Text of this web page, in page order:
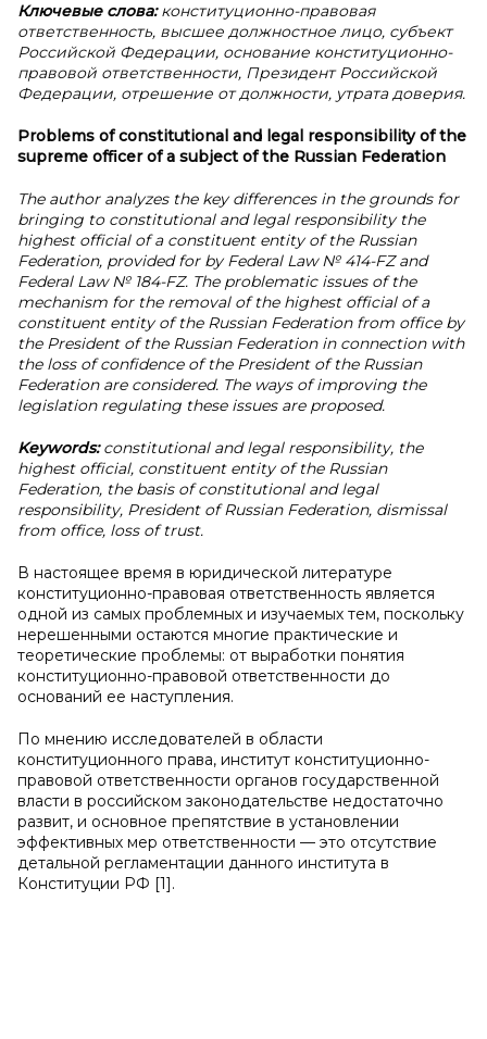
Ключевые слова:конституционно-правовая
ответственность, высшее должностное лицо, субъект
Российской Федерации, основание конституционно-
правовой ответственности, Президент Российской
Федерации, отрешение от должности, утрата доверия.
Problems of constitutional and legal responsibility of the
supreme officer of a subject of the Russian Federation
The author analyzes the key differences in the grounds for
bringing to constitutional and legal responsibility the
highest official of a constituent entity of the Russian
Federation, provided for by Federal Law № 414-FZ and
Federal Law № 184-FZ. The problematic issues of the
mechanism for the removal of the highest official of a
constituent entity of the Russian Federation from office by
the President of the Russian Federation in connection with
the loss of confidence of the President of the Russian
Federation are considered. The ways of improving the
legislation regulating these issues are proposed.
Keywords:constitutional and legal responsibility, the
highest official, constituent entity of the Russian
Federation, the basis of constitutional and legal
responsibility, President of Russian Federation, dismissal
from office, loss of trust.
В настоящее время в юридической литературе
конституционно-правовая ответственность является
одной из самых проблемных и изучаемых тем, поскольку
нерешенными остаются многие практические и
теоретические проблемы: от выработки понятия
конституционно-правовой ответственности до
оснований ее наступления.
По мнению исследователей в области
конституционного права, институт конституционно-
правовой ответственности органов государственной
власти в российском законодательстве недостаточно
развит, и основное препятствие в установлении
эффективных мер ответственности — это отсутствие
детальной регламентации данного института в
Конституции РФ [1].